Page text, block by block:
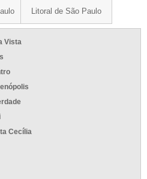
Litoral de São Paulo
Vista
Cecília